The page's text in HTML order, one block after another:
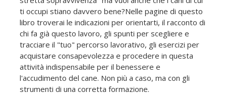
ti occupi stiano davvero bene?Nelle pagine di questo
libro troverai le indicazioni per orientarti, il racconto di
chi fa già questo lavoro, gli spunti per scegliere e
tracciare il "tuo" percorso lavorativo, gli esercizi per
acquistare consapevolezza e procedere in questa
attività indispensabile per il benessere e
l'accudimento del cane. Non più a caso, ma con gli
strumenti di una corretta formazione.